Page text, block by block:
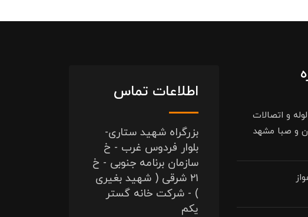
و اتصالات
و صبا مشهد
اطلاعات تماس
بزرگراه شهید ستاری-
بلوار فردوس غرب - خ
سازمان برنامه جنوبی - خ
۲۱ شرقی ( شهید بغیری
) - شرکت خانه گستر
یکم